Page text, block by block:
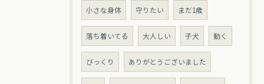
小さな身体 守りたい まだ1歳
落ち着いてる 大人しい 子犬 動く
びっくり ありがとうございました